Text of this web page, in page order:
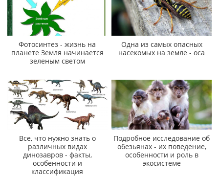
Фотосинтез - жизнь на
планете Земля начинается
зеленым светом
Одна из самых опасных
насекомых на земле - оса
Все, что нужно знать о
различных видах
динозавров - факты,
особенности и
классификация
Подробное исследование об
обезьянах - их поведение,
особенности и роль в
экосистеме